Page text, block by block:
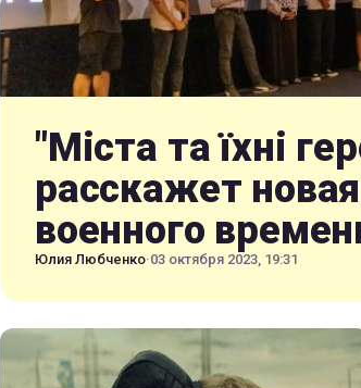
"Міста та їхні
расскажет
военного
Юлия Любченко·03 октября 2023, 19:31